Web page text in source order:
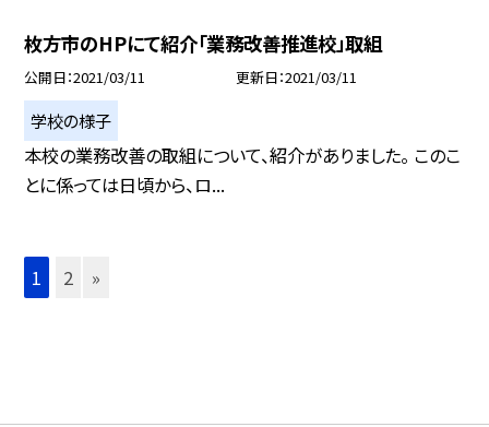
枚方市のHPにて紹介「業務改善推進校」取組
公開日 2021/03/11 更新日 2021/03/11
学校の様子
本校の業務改善の取組について、紹介がありました。 このこ
とに係っては日頃から、ロ...
1 2 »